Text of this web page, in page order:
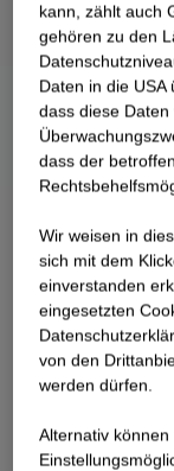
kann, zählt auch
gehören zu den
Daten in die
dass diese
dass der
Wir weisen in
sich mit dem
ein­ver­standen
eingesetzten
von den
werden dürfen.
Alternativ können